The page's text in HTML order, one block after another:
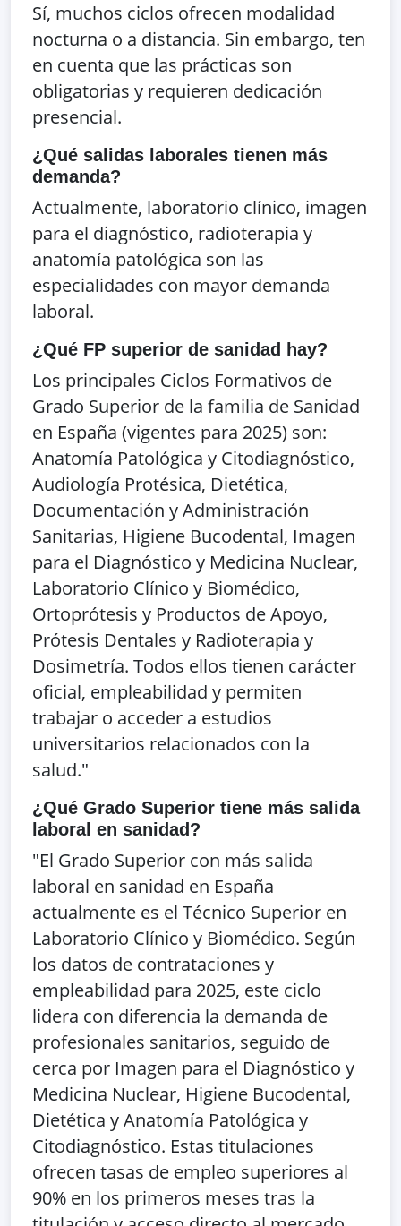
Sí, muchos ciclos ofrecen modalidad
nocturna o a distancia. Sin embargo, ten
en cuenta que las prácticas son
obligatorias y requieren dedicación
presencial.
¿Qué salidas laborales tienen más
demanda?
Actualmente, laboratorio clínico, imagen
para el diagnóstico, radioterapia y
anatomía patológica son las
especialidades con mayor demanda
laboral.
¿Qué FP superior de sanidad hay?
Los principales Ciclos Formativos de
Grado Superior de la familia de Sanidad
en España (vigentes para 2025) son:
Anatomía Patológica y Citodiagnóstico,
Audiología Protésica, Dietética,
Documentación y Administración
Sanitarias, Higiene Bucodental, Imagen
para el Diagnóstico y Medicina Nuclear,
Laboratorio Clínico y Biomédico,
Ortoprótesis y Productos de Apoyo,
Prótesis Dentales y Radioterapia y
Dosimetría. Todos ellos tienen carácter
oficial, empleabilidad y permiten
trabajar o acceder a estudios
universitarios relacionados con la
salud."
¿Qué Grado Superior tiene más salida
laboral en sanidad?
"El Grado Superior con más salida
laboral en sanidad en España
actualmente es el Técnico Superior en
Laboratorio Clínico y Biomédico. Según
los datos de contrataciones y
empleabilidad para 2025, este ciclo
lidera con diferencia la demanda de
profesionales sanitarios, seguido de
cerca por Imagen para el Diagnóstico y
Medicina Nuclear, Higiene Bucodental,
Dietética y Anatomía Patológica y
Citodiagnóstico. Estas titulaciones
ofrecen tasas de empleo superiores al
90% en los primeros meses tras la